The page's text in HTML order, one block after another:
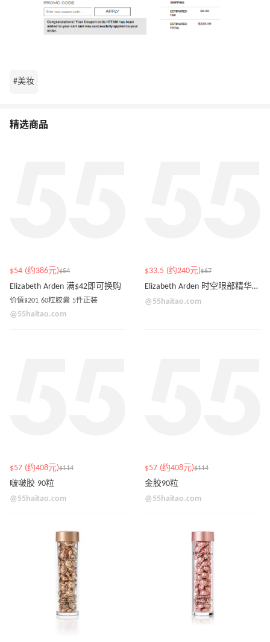
#美妆
精选商品
$54 (约386元)$54
Elizabeth Arden 满$42即可换购
价值$201 60粒胶囊 5件正装
@55haitao.com
$33.5 (约240元)$67
Elizabeth Arden 时空眼部精华胶囊
@55haitao.com
$57 (约408元)$114
啵啵胶 90粒
@55haitao.com
$57 (约408元)$114
金胶90粒
@55haitao.com